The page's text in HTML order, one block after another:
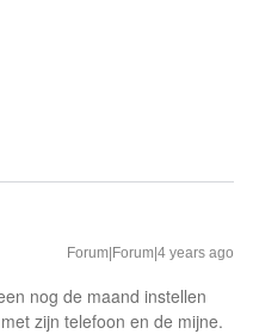
Forum|Forum|4 years ago
nog de maand instellen
zijn telefoon en de mijne.